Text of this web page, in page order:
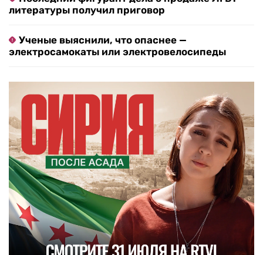
литературы получил приговор
Ученые выяснили, что опаснее —
электросамокаты или электровелосипеды